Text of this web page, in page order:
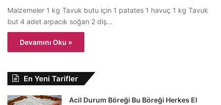
Malzemeler 1 kg Tavuk butu için 1 patates 1 havuç 1 kg Tavuk
but 4 adet arpacık soğan 2 diş…
Devamını Oku »
En Yeni Tarifler
Acil Durum Böreği Bu Böreği Herkes El